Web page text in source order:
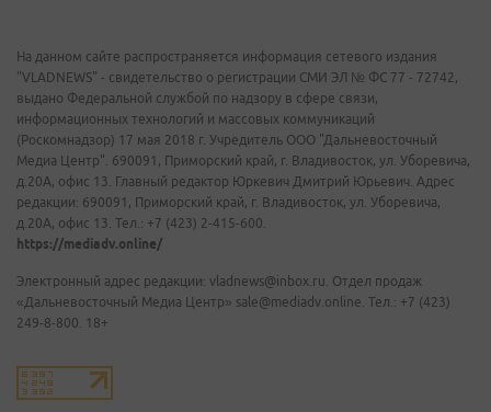
На данном сайте распространяется информация сетевого издания
"VLADNEWS" - свидетельство о регистрации СМИ ЭЛ № ФС 77 - 72742,
выдано Федеральной службой по надзору в сфере связи,
информационных технологий и массовых коммуникаций
(Роскомнадзор) 17 мая 2018 г. Учредитель ООО "Дальневосточный
Медиа Центр". 690091, Приморский край, г. Владивосток, ул. Уборевича,
д.20А, офис 13. Главный редактор Юркевич Дмитрий Юрьевич. Адрес
редакции: 690091, Приморский край, г. Владивосток, ул. Уборевича,
д.20А, офис 13. Тел.: +7 (423) 2-415-600.
https://mediadv.online/
Электронный адрес редакции: vladnews@inbox.ru. Отдел продаж
«Дальневосточный Медиа Центр» sale@mediadv.online. Тел.: +7 (423)
249-8-800. 18+